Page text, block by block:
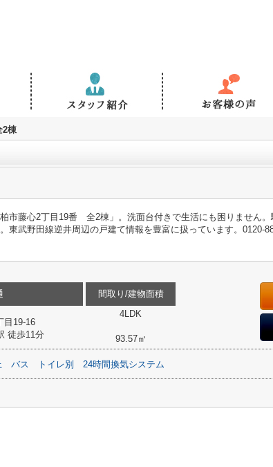
2棟
市藤心2丁目19番 全2棟」。洗面台付きで生活にも困りません
東武野田線逆井周辺の戸建て情報を豊富に扱っています。0120-
目19-16
徒歩11分
間取り/建物面積
4LDK
93.57㎡
バス トイレ別 24時間換気システム